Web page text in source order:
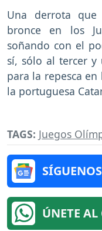
Una derrota
bronce en los
soñando con el
sí, sólo al tercer y
para la repesca
la portuguesa
TAGS: Juegos
ÚNETE